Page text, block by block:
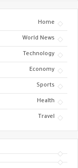
Home
World News
Technology
Economy
Sports
Health
Travel